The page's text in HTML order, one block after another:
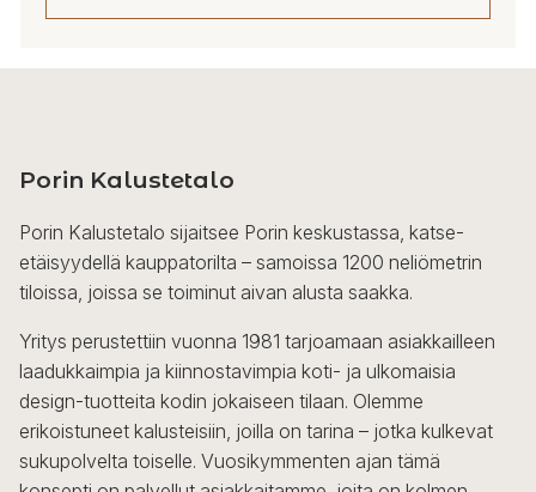
1
muunnelma.
tehdä
valinnat
tuotteen
sivulla.
Porin Kalustetalo
Porin Kalustetalo sijaitsee Porin keskustassa, katse-
etäisyydellä kauppatorilta – samoissa 1200 neliömetrin
tiloissa, joissa se toiminut aivan alusta saakka.
Yritys perustettiin vuonna 1981 tarjoamaan asiakkailleen
laadukkaimpia ja kiinnostavimpia koti- ja ulkomaisia
design-tuotteita kodin jokaiseen tilaan. Olemme
erikoistuneet kalusteisiin, joilla on tarina – jotka kulkevat
sukupolvelta toiselle. Vuosikymmenten ajan tämä